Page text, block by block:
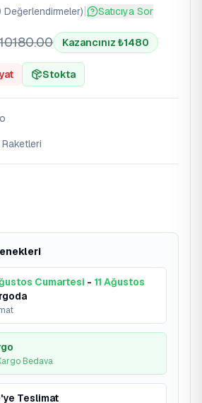
Değerlendirmeler)| Satıcıya Sor
10180.00 Kazancınız ₺1480
Stokta
Cumartesi - 11 Ağustos
Bedava
Teslimat